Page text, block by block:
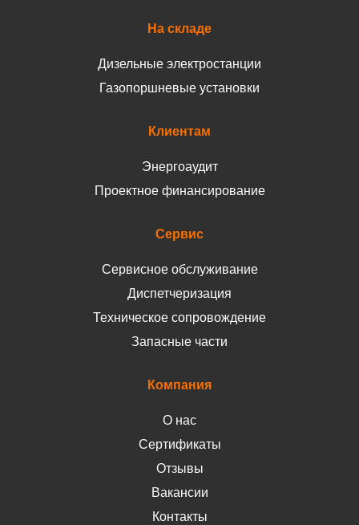
На складе
Дизельные электростанции
Газопоршневые установки
Клиентам
Энергоаудит
Проектное финансирование
Сервис
Сервисное обслуживание
Диспетчеризация
Техническое сопровождение
Запасные части
Компания
О нас
Сертификаты
Отзывы
Вакансии
Контакты